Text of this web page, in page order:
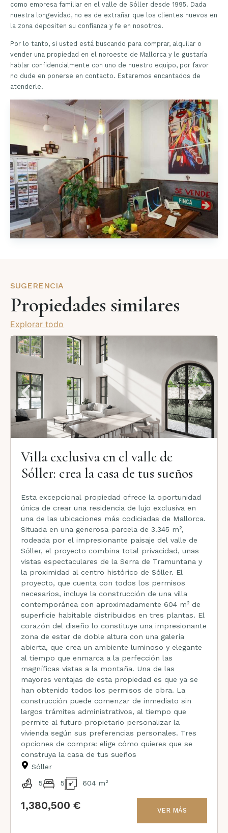
como empresa familiar en el valle de Sóller desde 1995. Dada
nuestra longevidad, no es de extrañar que los clientes nuevos en
la zona depositen su confianza y fe en nosotros.
Por lo tanto, si usted está buscando para comprar, alquilar o
vender una propiedad en el noroeste de Mallorca y le gustaría
hablar confidencialmente con uno de nuestro equipo, por favor
no dude en ponerse en contacto. Estaremos encantados de
atenderle.
SUGERENCIA
Propiedades similares
Explorar todo
Villa exclusiva en el valle de
Sóller: crea la casa de tus sueños
Esta excepcional propiedad ofrece la oportunidad
única de crear una residencia de lujo exclusiva en
una de las ubicaciones más codiciadas de Mallorca.
Situada en una generosa parcela de 3.345 m²,
rodeada por el impresionante paisaje del valle de
Sóller, el proyecto combina total privacidad, unas
vistas espectaculares de la Serra de Tramuntana y
la proximidad al centro histórico de Sóller. El
proyecto, que cuenta con todos los permisos
necesarios, incluye la construcción de una villa
contemporánea con aproximadamente 604 m² de
superficie habitable distribuidos en tres plantas. El
corazón del diseño lo constituye una impresionante
zona de estar de doble altura con una galería
abierta, que crea un ambiente luminoso y elegante
al tiempo que enmarca a la perfección las
magníficas vistas a la montaña. Una de las
mayores ventajas de esta propiedad es que ya se
han obtenido todos los permisos de obra. La
construcción puede comenzar de inmediato sin
largos trámites administrativos, al tiempo que
permite al futuro propietario personalizar la
vivienda según sus preferencias personales. Tres
opciones de compra: elige cómo quieres que se
construya la casa de tus sueños
Sóller
5 5 604 m²
1,380,500 € VER MÁS